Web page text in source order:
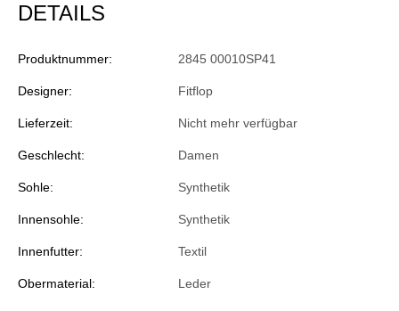
DETAILS
Produktnummer: 2845 00010SP41
Designer: Fitflop
Lieferzeit: Nicht mehr verfügbar
Geschlecht: Damen
Sohle: Synthetik
Innensohle: Synthetik
Innenfutter: Textil
Obermaterial: Leder